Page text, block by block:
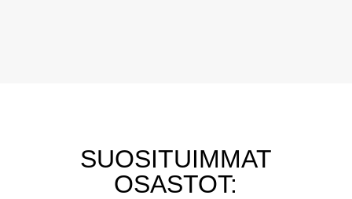
SUOSITUIMMAT
OSASTOT: